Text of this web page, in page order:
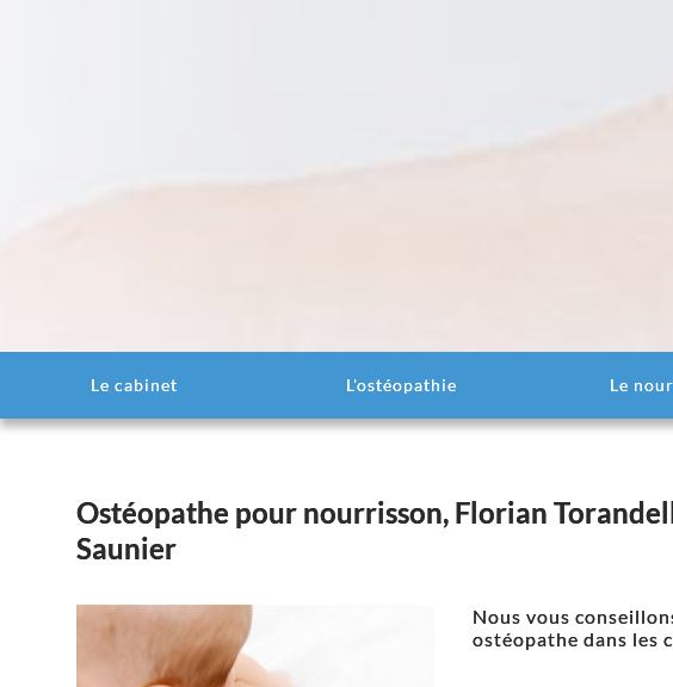
Le cabinet L'ostéopathie Le
Ostéopathe pour nourrisson, Florian
Saunier
Nous vous
ostéopathe dans les